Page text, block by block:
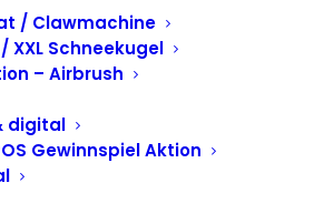
/ Clawmachine
XXL Schneekugel
– Airbrush
digital
Gewinnspiel Aktion
mit Mosaik
Garching